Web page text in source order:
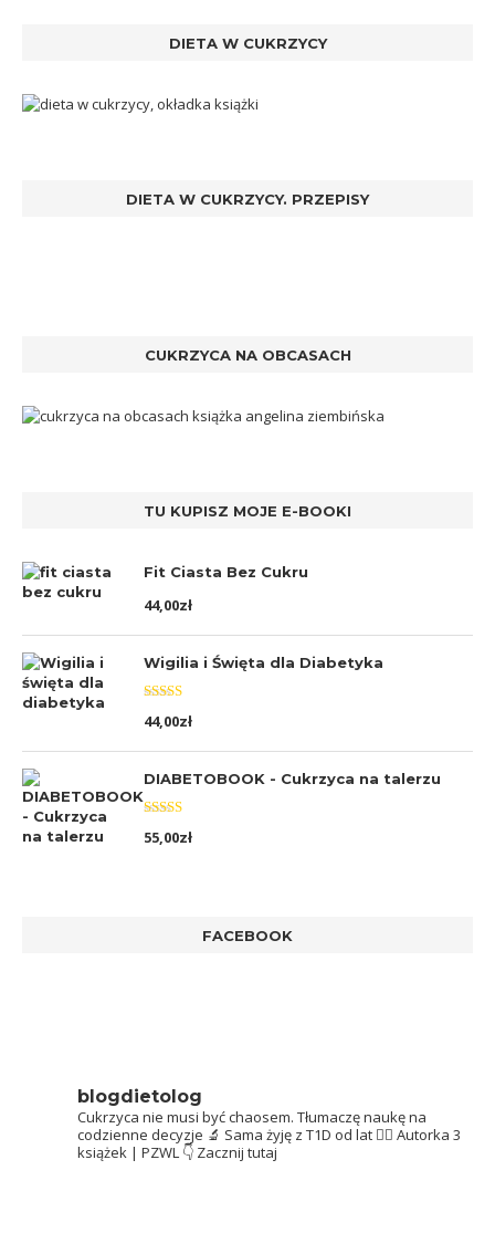
DIETA W CUKRZYCY
DIETA W CUKRZYCY. PRZEPISY
CUKRZYCA NA OBCASACH
TU KUPISZ MOJE E-BOOKI
Fit Ciasta Bez Cukru
44,00zł
Wigilia i Święta dla Diabetyka
Oceniono
5.00na 5
44,00zł
DIABETOBOOK - Cukrzyca na talerzu
Oceniono
5.00na 5
55,00zł
FACEBOOK
blogdietolog
Cukrzyca nie musi być chaosem. Tłumaczę naukę na
codzienne decyzje 🔬 Sama żyję z T1D od lat 👩‍⚕️ Autorka 3
książek | PZWL 👇 Zacznij tutaj